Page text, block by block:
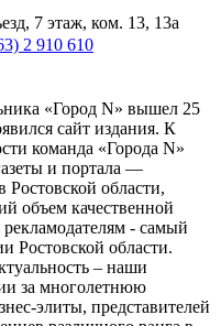
7 этаж, ком. 13, 13а
2 910 610
«Город N» вышел 25
сайт издания. К
команда «Города N»
и портала —
Ростовской области,
объем качественной
- самый
Ростовской области.
– наши
за многолетнюю
элиты, представителей